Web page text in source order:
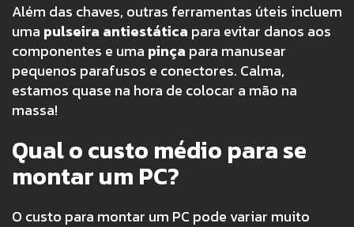
Além das chaves, outras ferramentas úteis incluem
uma pulseira antiestática para evitar danos aos
componentes e uma pinça para manusear
pequenos parafusos e conectores. Calma,
estamos quase na hora de colocar a mão na
massa!
Qual o custo médio para se
montar um PC?
O custo para montar um PC pode variar muito